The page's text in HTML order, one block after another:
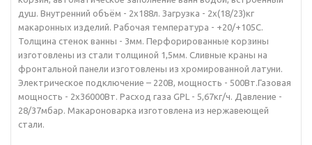
душ. Внутренний объём - 2х188л. Загрузка - 2х(18/23)кг
макаронных изделий. Рабочая температура - +20/+105С.
Толщина стенок ванны - 3мм. Перфорированные корзины
изготовлены из стали толщиной 1,5мм. Сливные краны на
фронтальной панели изготовлены из хромированной латуни.
Электрическое подключение – 220В, мощность - 500Вт.Газовая
мощность - 2х36000Вт. Расход газа GPL - 5,67кг/ч. Давление -
28/37мбар. Макароноварка изготовлена из нержавеющей
стали.